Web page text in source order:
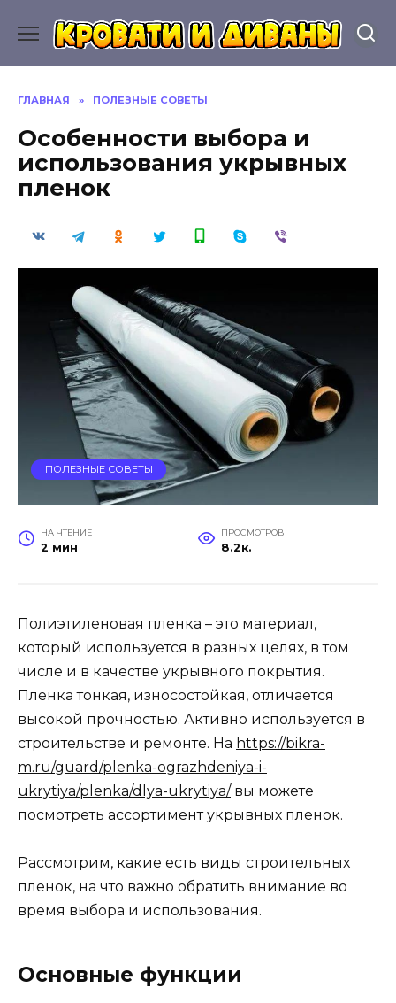
содержанию
ГЛАВНАЯ » ПОЛЕЗНЫЕ СОВЕТЫ
Особенности выбора и
использования укрывных
пленок
ПОЛЕЗНЫЕ СОВЕТЫ
НА ЧТЕНИЕ
2 мин
ПРОСМОТРОВ
8.2к.
Полиэтиленовая пленка – это материал,
который используется в разных целях, в том
числе и в качестве укрывного покрытия.
Пленка тонкая, износостойкая, отличается
высокой прочностью. Активно используется в
строительстве и ремонте. На https://bikra-
m.ru/guard/plenka-ograzhdeniya-i-
ukrytiya/plenka/dlya-ukrytiya/вы можете
посмотреть ассортимент укрывных пленок.
Рассмотрим, какие есть виды строительных
пленок, на что важно обратить внимание во
время выбора и использования.
Основные функции